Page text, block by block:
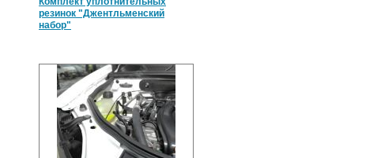
резинок "Джентльменский
набор"